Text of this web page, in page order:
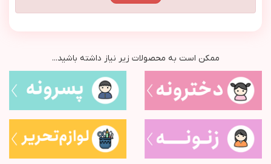
ممکن است به محصولات زیر نیاز داشته باشید...